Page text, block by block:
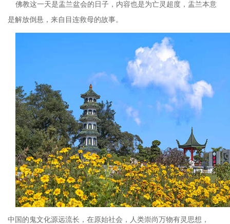
佛教这一天是盂兰盆会的日子，内容也是为亡灵超度，盂兰本意
是解放倒悬，来自目连救母的故事。
中国的鬼文化源远流长，在原始社会，人类崇尚万物有灵思想，